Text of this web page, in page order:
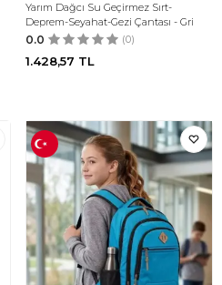
Yarım Dağcı Su Geçirmez Sırt-
Deprem-Seyahat-Gezi Çantası - Gri
0.0 (0)
1.428,57 TL